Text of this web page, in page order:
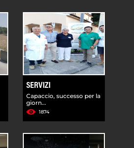
SERVIZI
Capaccio, successo per la
giorn...
1874